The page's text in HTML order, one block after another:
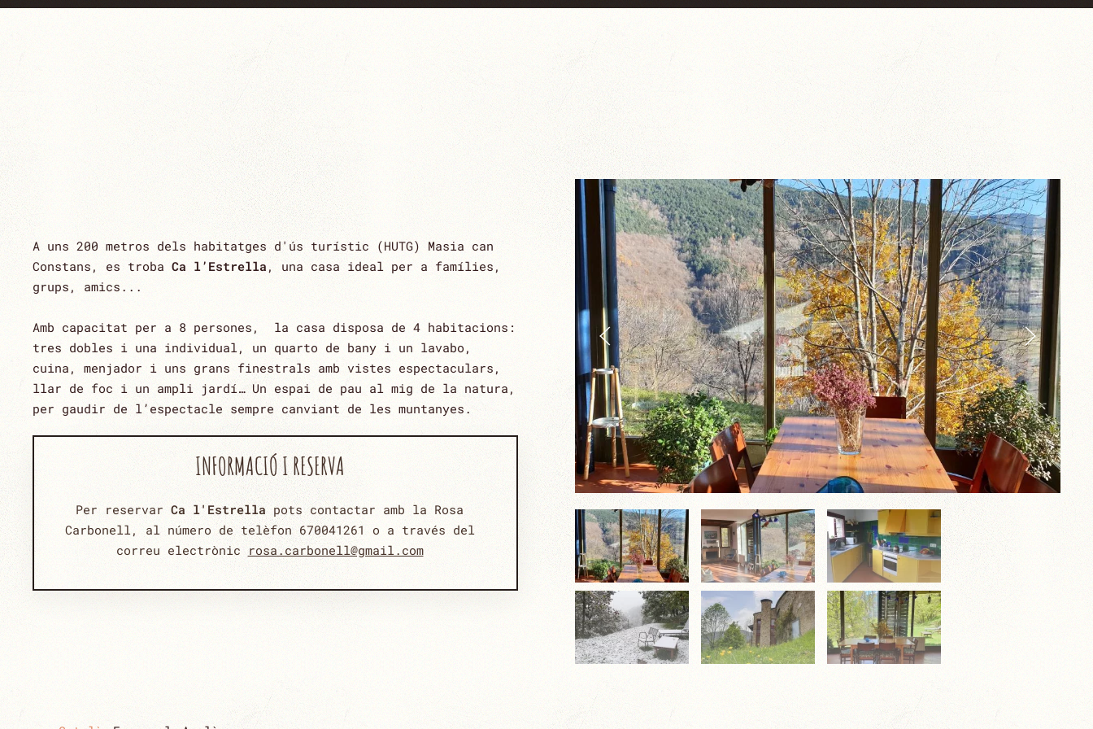
A uns 200 metros dels habitatges d'ús turístic (HUTG) Masia can
Constans, es troba Ca l’Estrella , una casa ideal per a famílies,
grups, amics...
Amb capacitat per a 8 persones, la casa disposa de 4 habitacions:
tres dobles i una individual, un quarto de bany i un lavabo,
cuina, menjador i uns grans finestrals amb vistes espectaculars,
llar de foc i un ampli jardí… Un espai de pau al mig de la natura,
per gaudir de l’espectacle sempre canviant de les muntanyes.
INFORMACIÓ I RESERVA
Per reservar Ca l'Estrella pots contactar amb la Rosa
Carbonell, al número de telèfon 670041261 o a través del
correu electrònic rosa.carbonell@gmail.com